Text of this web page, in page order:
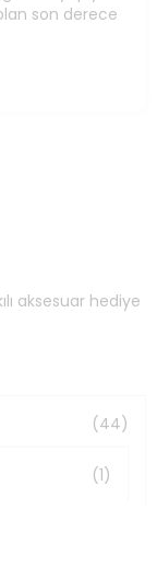
son derece
aksesuar hediye
(44)
(1)